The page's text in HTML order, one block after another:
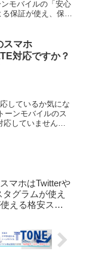
モバイルの「安心
保証が使え、保証
スマホ
対応ですか？
しているか気にな
ーンモバイルのス
応していません
マホはTwitterや
グラムが使え
える格安スマ